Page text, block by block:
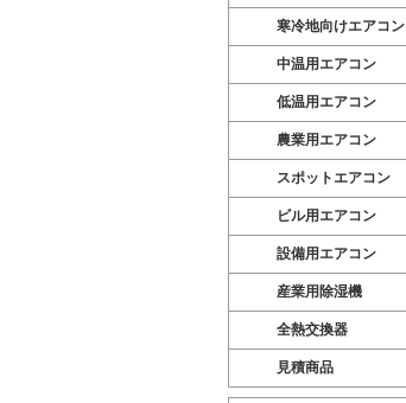
寒冷地向けエアコン
中温用エアコン
低温用エアコン
農業用エアコン
スポットエアコン
ビル用エアコン
設備用エアコン
産業用除湿機
全熱交換器
見積商品